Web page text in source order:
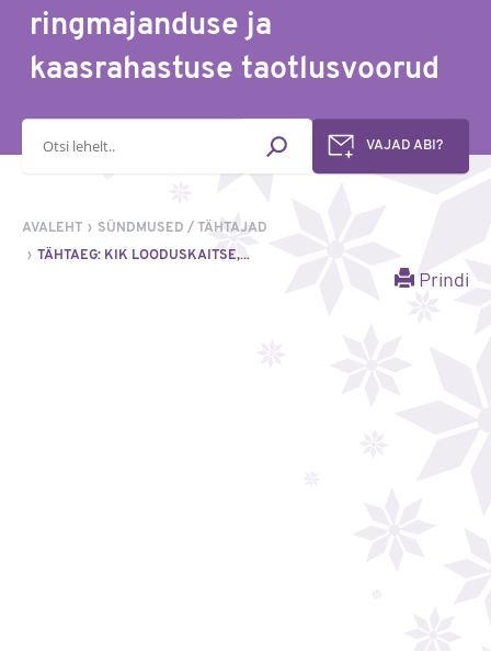
ringmajanduse ja
kaasrahastuse taotlusvoorud
Otsisõna
VAJAD ABI?
AVALEHT SÜNDMUSED / TÄHTAJAD
TÄHTAEG: KIK LOODUSKAITSE,...
Prindi